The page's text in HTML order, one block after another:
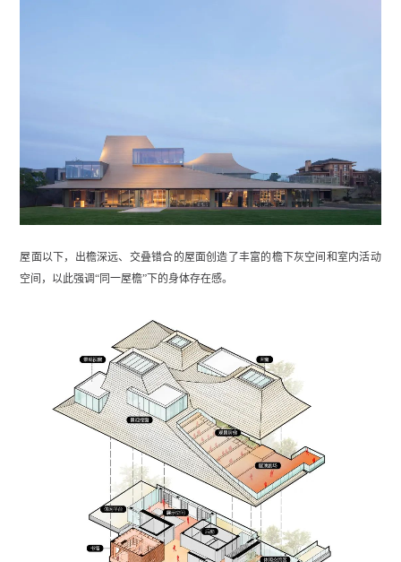
屋面以下，出檐深远、交叠错合的屋面创造了丰富的檐下灰空间和室内活动
空间，以此强调“同一屋檐”下的身体存在感。